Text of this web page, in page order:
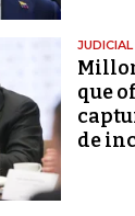
JUDICIAL
que
de